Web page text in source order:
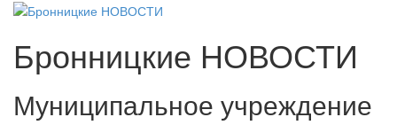
Бронницкие НОВОСТИ
Муниципальное учреждение